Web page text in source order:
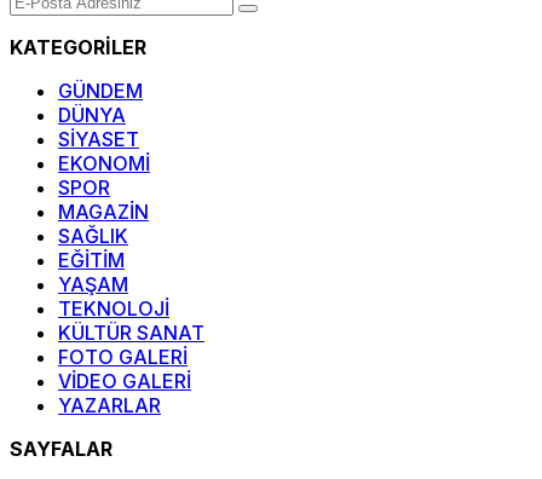
KATEGORİLER
GÜNDEM
DÜNYA
SİYASET
EKONOMİ
SPOR
MAGAZİN
SAĞLIK
EĞİTİM
YAŞAM
TEKNOLOJİ
KÜLTÜR SANAT
FOTO GALERİ
VİDEO GALERİ
YAZARLAR
SAYFALAR